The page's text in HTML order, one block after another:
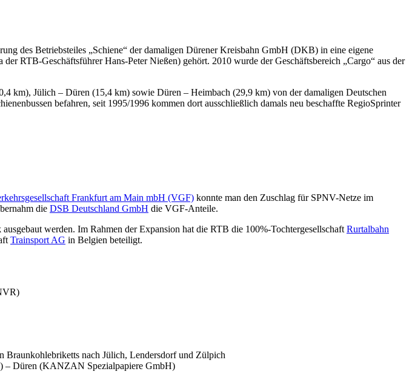
des Betriebsteiles „Schiene“ der damaligen Dürener Kreisbahn GmbH (DKB) in eine eigene
RTB-Geschäftsführer Hans-Peter Nießen) gehört. 2010 wurde der Geschäftsbereich „Cargo“ aus der
km), Jülich – Düren (15,4 km) sowie Düren – Heimbach (29,9 km) von der damaligen Deutschen
befahren, seit 1995/1996 kommen dort ausschließlich damals neu beschaffte RegioSprinter
Frankfurt am Main mbH (VGF) konnte man den Zuschlag für SPNV-Netze im
die DSB Deutschland GmbH die VGF-Anteile.
werden. Im Rahmen der Expansion hat die RTB die 100%-Tochtergesellschaft Rurtalbahn
Trainsport AG in Belgien beteiligt.
nach Jülich, Lendersdorf und Zülpich
– Düren (KANZAN Spezialpapiere GmbH)